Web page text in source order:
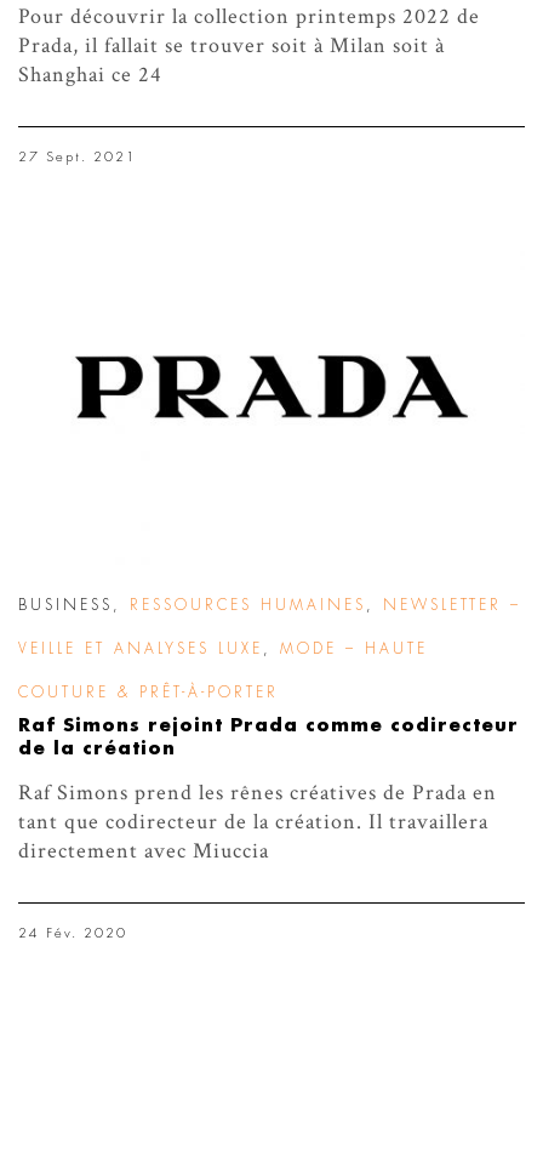
Pour découvrir la collection printemps 2022 de
Prada, il fallait se trouver soit à Milan soit à
Shanghai ce 24
27 Sept. 2021
BUSINESS RESSOURCES HUMAINES NEWSLETTER –
VEILLE ET ANALYSES LUXE MODE – HAUTE
COUTURE & PRÊT-À-PORTER
Raf Simons rejoint Prada comme codirecteur
de la création
Raf Simons prend les rênes créatives de Prada en
tant que codirecteur de la création. Il travaillera
directement avec Miuccia
24 Fév. 2020